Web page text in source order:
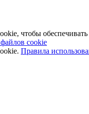
чтобы обеспечивать
cookie
Правила